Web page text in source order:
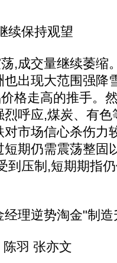
保持观望
成交量继续萎缩
出现大范围强降
格走高的推手。
呼应,煤炭、有
市场信心杀伤力
期仍需震荡整固
到压制,短期期指
理逆势淘金"制造
羽 张亦文